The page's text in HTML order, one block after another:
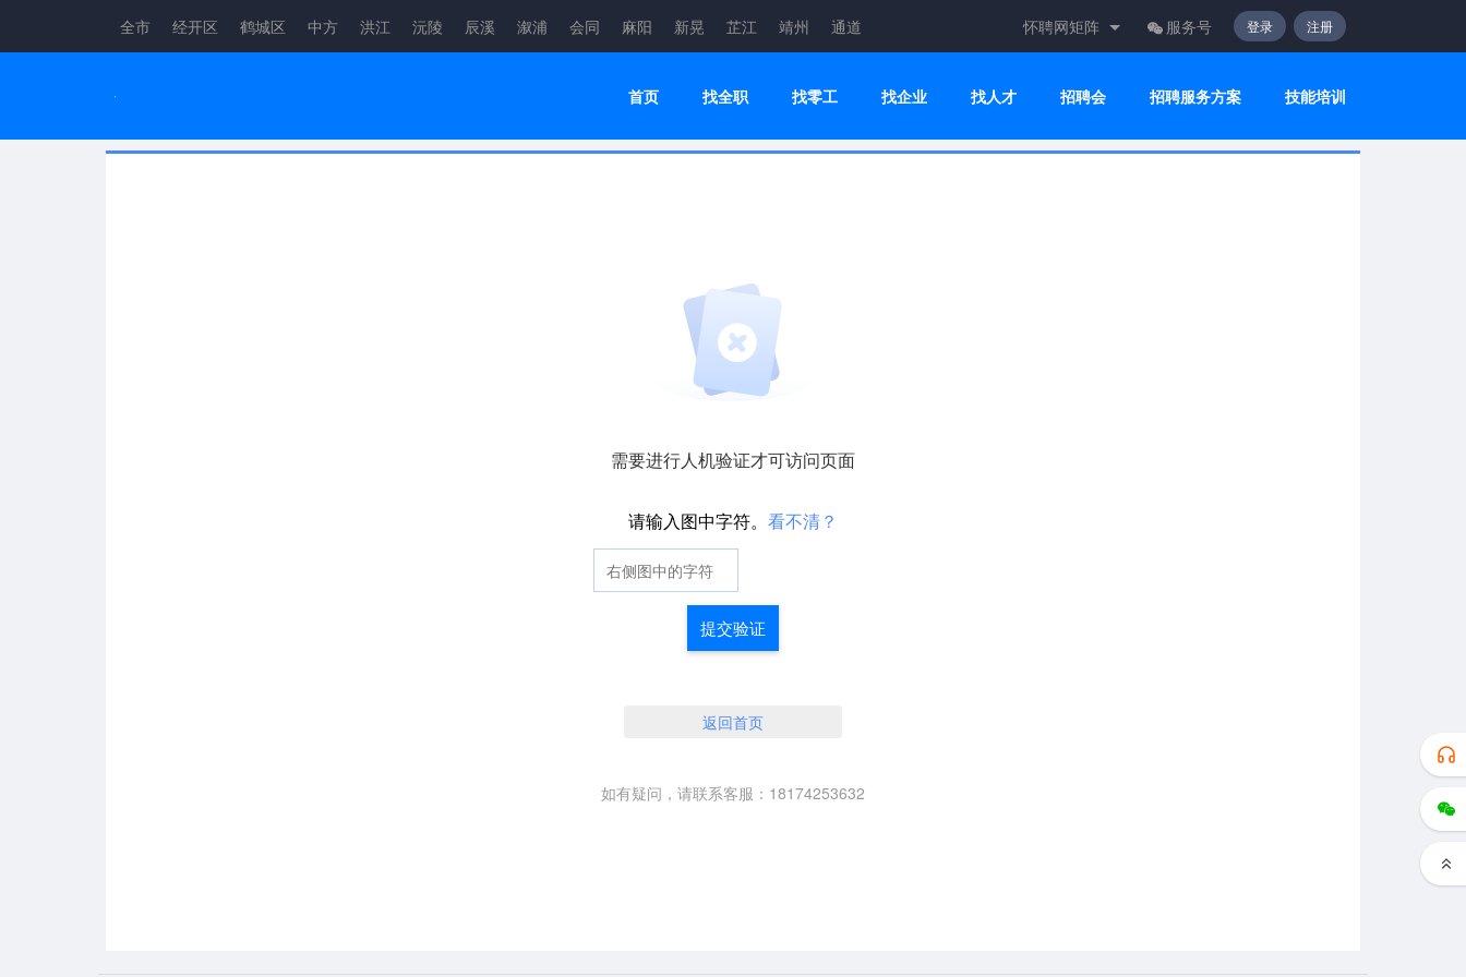
全市 经开区 鹤城区 中方 洪江 沅陵 辰溪 溆浦 会同 麻阳 新晃 芷江 靖州 通道 怀聘网矩阵 服务号 登录 注册
首页 找全职 找零工 找企业 找人才 招聘会 招聘服务方案 技能培训
需要进行人机验证才可访问页面
请输入图中字符。 看不清？
提交验证
返回首页
如有疑问，请联系客服：18174253632